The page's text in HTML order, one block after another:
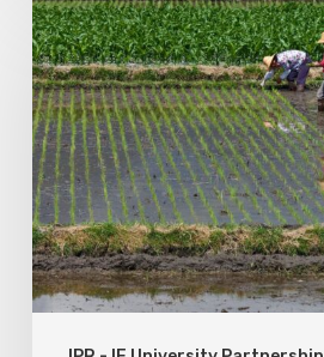
China:
A
Model
for
Zero
Hunger?